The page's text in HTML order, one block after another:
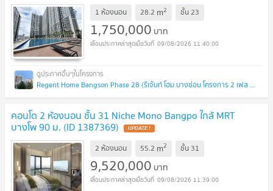
1 ห้องนอน 28.2 m2 ชั้น23
1,750,000 บาท
09/08/2026 11:40:00
Regent Home Bangson Phase 28 (รีเจ้นท์ โฮม บางซ่อน โครงการ 2 เฟส 28)
คอนโด 2 ห้องนอน ชั้น 31 Niche Mono Bangpo ใกล้ MRT
บางโพ 90 ม. (ID 1387369) UPDATE !
2 ห้องนอน 55.2 m2 ชั้น 31
9,520,000 บาท
09/08/2026 11:39:00